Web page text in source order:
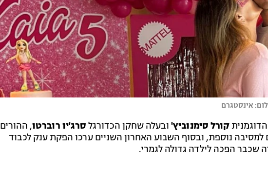
אינסטגרם
קורל סימנוביץ' ובעלה שחקן הכדורגל סרג'יו רוברטו, ההורים
למסיבה נוספת, ובסוף השבוע האחרון השניים ערכו הפקת ענק לכבוד
שכבר הפכה לילדה גדולה לגמרי.